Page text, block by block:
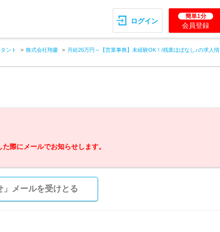
ログイン
簡単1分
会員登録
ント 株式会社翔慶
月給26万円～【営業事務】未経験OK！/残業ほぼなし♪の求人情
際にメールでお知らせします。
」メールを受けとる